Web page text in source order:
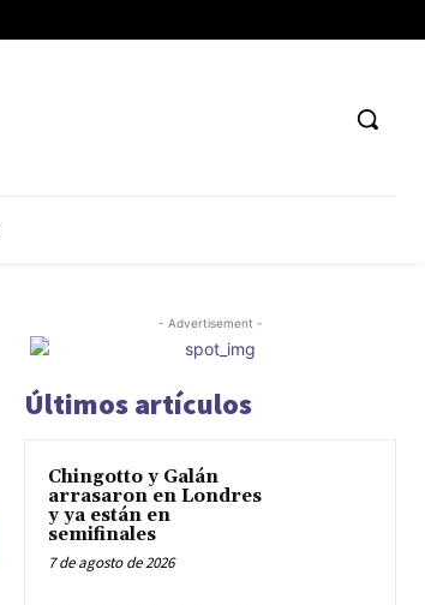
- Advertisement -
Últimos artículos
Chingotto y Galán
arrasaron en Londres
y ya están en
semifinales
7 de agosto de 2026